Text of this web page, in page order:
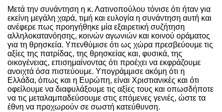
Μετά την συνάντηση η κ. Λατινοπούλου τόνισε ότι ήταν για
εκείνη μεγάλη χαρά, τιμή και ευλογία η συνάντηση αυτή και
ανέφερε πως προηγήθηκε μία εξαιρετική συζήτηση
αλληλοκατανόησης, κοινών αγωνιών και κοινού οράματος
για τη θρησκεία. Υπενθύμισε ότι ως χώρα πρεσβεύουμε τις
αξίες της πατρίδας, της θρησκείας και, φυσικά, της
οικογένειας, επισημαίνοντας ότι προέχει να εκφράζουμε
ανοιχτά όσα πιστεύουμε. Υπογράμμισε ακόμη ότι η
Ελλάδα, όπως και η Ευρώπη, είναι Χριστιανικές και ότι
οφείλουμε να διαφυλάξουμε τις αξίες τους και οπωσδήποτε
να τις μεταλαμπαδεύσουμε στις επόμενες γενιές, ώστε τα
έθνη να προχωρούν σε σωστή κατεύθυνση.